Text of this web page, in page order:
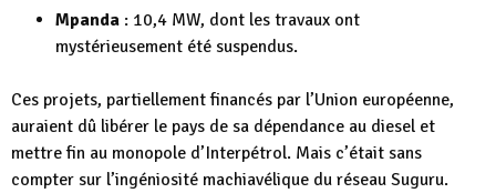
Mpanda : 10,4 MW, dont les travaux ont
mystérieusement été suspendus.
Ces projets, partiellement financés par l’Union européenne,
auraient dû libérer le pays de sa dépendance au diesel et
mettre fin au monopole d’Interpétrol. Mais c’était sans
compter sur l’ingéniosité machiavélique du réseau Suguru.